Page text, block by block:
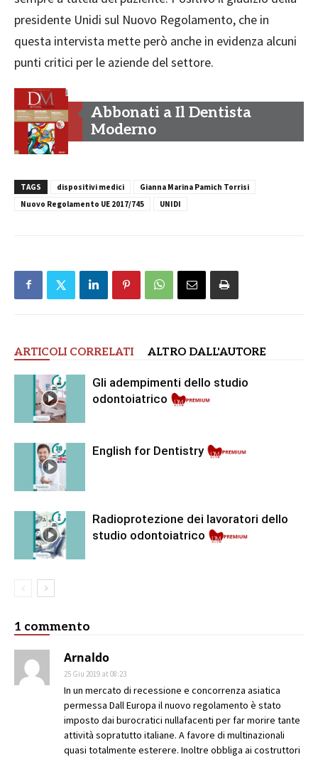
presidente Unidi sul Nuovo Regolamento, che in
questa intervista mette però anche in evidenza alcuni
punti critici per le aziende del settore.
Abbonati a Il Dentista
Moderno
TAGS dispositivi medici
Gianna Marina Pamich Torrisi
Nuovo Regolamento UE 2017/745
UNIDI
ARTICOLI CORRELATI ALTRO DALL'AUTORE
Gli adempimenti dello studio
odontoiatrico
English for Dentistry
Radioprotezione dei lavoratori dello
studio odontoiatrico
1 commento
Arnaldo
25 Giu 2019 at 08:23
In un mercato di recessione e concorrenza asiatica
permessa Dall Europa il nuovo regolamento è stato
imposto dai burocratici nullafacenti per far morire tante
attività sopratutto italiane. A favore di multinazionali
quasi totalmente esterere. Inoltre obbliga ai costruttori